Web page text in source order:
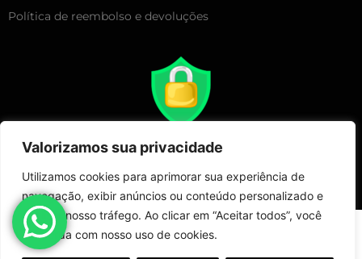
Valorizamos sua privacidade
Utilizamos cookies para aprimorar sua experiência de
navegação, exibir anúncios ou conteúdo personalizado e
analisar nosso tráfego. Ao clicar em “Aceitar todos”, você
concorda com nosso uso de cookies.
Política de reembolso e devoluções
Copyright 2025 – Live Show Merchandising | Todos Direitos
Reservados!